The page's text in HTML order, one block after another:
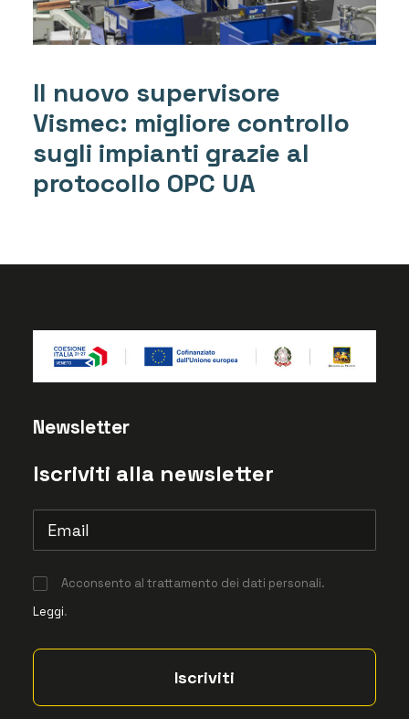
Il nuovo supervisore
Vismec: migliore controllo
sugli impianti grazie al
protocollo OPC UA
Newsletter
Iscriviti alla newsletter
Acconsento al trattamento dei dati personali.
Leggi.